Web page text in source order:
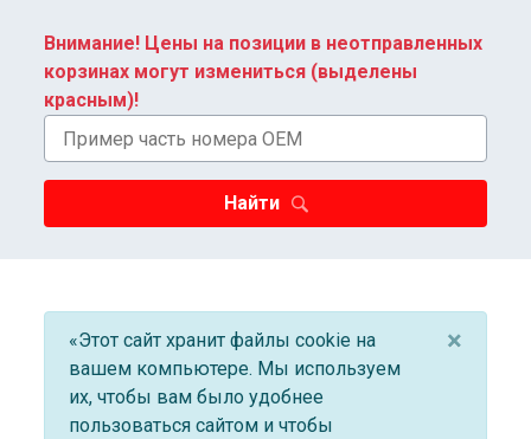
Внимание! Цены на позиции в неотправленных
корзинах могут измениться (выделены
красным)!
Найти
«Этот сайт хранит файлы cookie на
вашем компьютере. Мы используем
их, чтобы вам было удобнее
пользоваться сайтом и чтобы
×